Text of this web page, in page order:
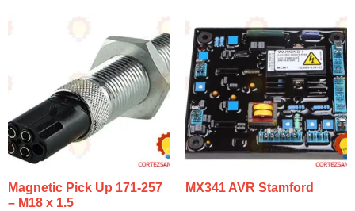
Magnetic Pick Up 171-257
– M18 x 1.5
MX341 AVR Stamford